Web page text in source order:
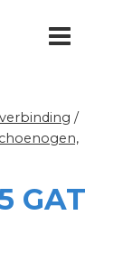
/
GAT